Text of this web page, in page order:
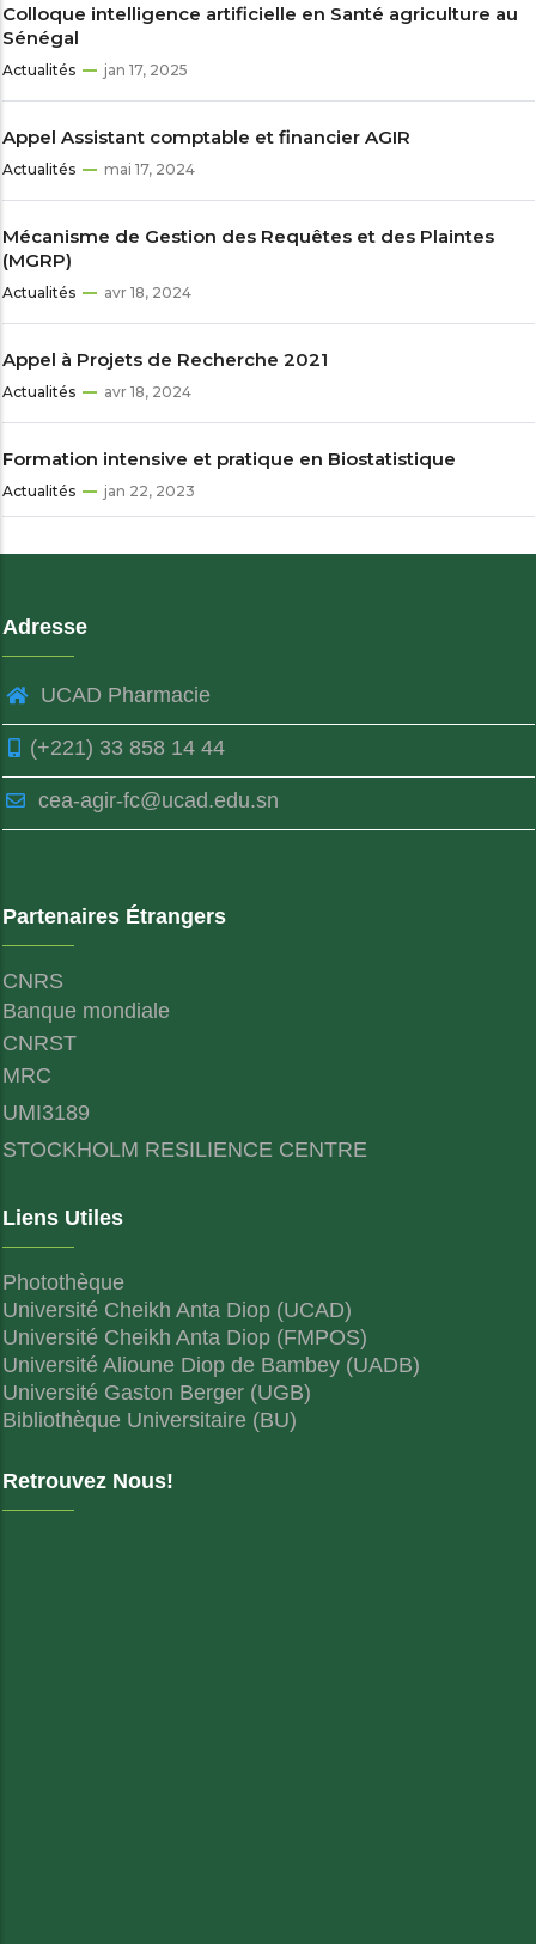
Colloque intelligence artificielle en Santé agriculture au
Sénégal
Actualités jan 17, 2025
Appel Assistant comptable et financier AGIR
Actualités mai 17, 2024
Mécanisme de Gestion des Requêtes et des Plaintes
(MGRP)
Actualités avr 18, 2024
Appel à Projets de Recherche 2021
Actualités avr 18, 2024
Formation intensive et pratique en Biostatistique
Actualités jan 22, 2023
Adresse
UCAD Pharmacie
(+221) 33 858 14 44
cea-agir-fc@ucad.edu.sn
Partenaires Étrangers
CNRS
Banque mondiale
CNRST
MRC
UMI3189
STOCKHOLM RESILIENCE CENTRE
Liens Utiles
Photothèque
Université Cheikh Anta Diop (UCAD)
Université Cheikh Anta Diop (FMPOS)
Université Alioune Diop de Bambey (UADB)
Université Gaston Berger (UGB)
Bibliothèque Universitaire (BU)
Retrouvez Nous!